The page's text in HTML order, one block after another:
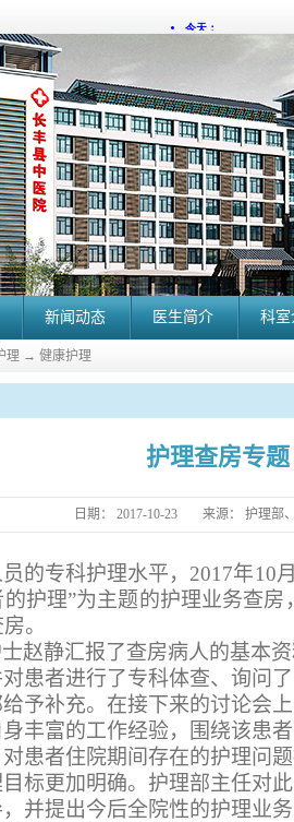
新闻动态 医生简介 科
理 → 健康护理
护理查房专题
日期： 2017-10-23 来源： 护理部
的专科护理水平，2017年10
护理”为主题的护理业务查
。
赵静汇报了查房病人的基本
患者进行了专科体查、询问
予补充。在接下来的讨论会
丰富的工作经验，围绕该患
患者住院期间存在的护理问
标更加明确。护理部主任对
并提出今后全院性的护理业